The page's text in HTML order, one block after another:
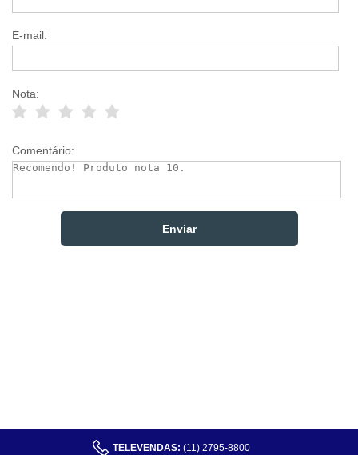
E-mail:
Nota:
Comentário:
TELEVENDAS: (11) 2795-8800